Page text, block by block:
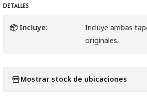
DETALLES
📦 Incluye:
Incluye ambas
originales.
Mostrar stock de ubicaciones